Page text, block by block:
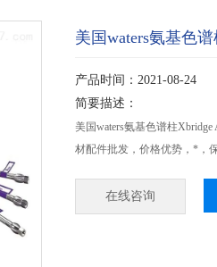
美国waters氨基色
产品时间：2021-08-24
简要描述：
美国waters氨基色谱柱
材配件批发，价格优势，*，
在线咨询